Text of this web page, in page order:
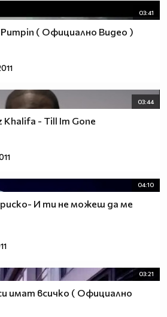
03:41
( Официално Видео )
03:44
- Till Im Gone
04:10
И ти не можеш да ме
03:21
имат всичко ( Официално